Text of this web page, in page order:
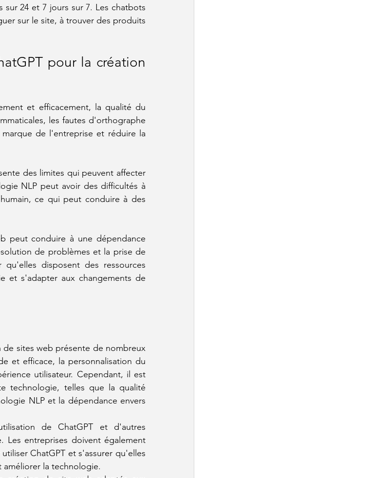
sur 24 et 7 jours sur 7. Les chatbots
sur le site, à trouver des produits
pour la création
et efficacement, la qualité du
les fautes d'orthographe
de l'entreprise et réduire la
des limites qui peuvent affecter
NLP peut avoir des difficultés à
ce qui peut conduire à des
peut conduire à une dépendance
de problèmes et la prise de
qu'elles disposent des ressources
et s'adapter aux changements de
sites web présente de nombreux
et efficace, la personnalisation du
utilisateur. Cependant, il est
technologie, telles que la qualité
NLP et la dépendance envers
de ChatGPT et d'autres
entreprises doivent également
ChatGPT et s'assurer qu'elles
améliorer la technologie.